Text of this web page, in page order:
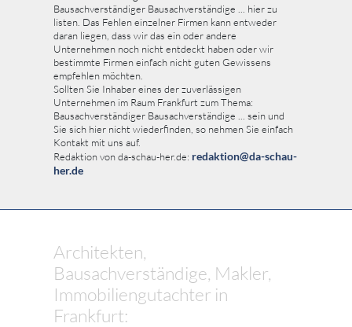
Bausachverständiger Bausachverständige ... hier zu
listen. Das Fehlen einzelner Firmen kann entweder
daran liegen, dass wir das ein oder andere
Unternehmen noch nicht entdeckt haben oder wir
bestimmte Firmen einfach nicht guten Gewissens
empfehlen möchten.
Sollten Sie Inhaber eines der zuverlässigen
Unternehmen im Raum Frankfurt zum Thema:
Bausachverständiger Bausachverständige ... sein und
Sie sich hier nicht wiederfinden, so nehmen Sie einfach
Kontakt mit uns auf.
Redaktion von da-schau-her.de: redaktion@da-schau-
her.de
Architekten,
Bausachverständige, Makler,
Immobiliengutachter in
Frankfurt: